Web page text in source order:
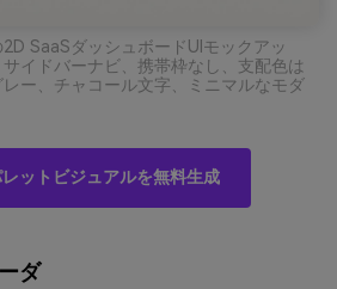
SaaSダッシュボードUIモックアッ
イドバーナビ、携帯枠なし、支配色は
ー、チャコール文字、ミニマルなモダ
ットビジュアルを無料生成
ダ